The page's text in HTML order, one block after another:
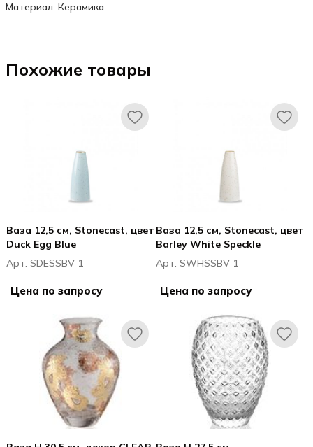
Материал: Керамика
Похожие товары
Ваза 12,5 см, Stonecast, цвет
Duck Egg Blue
Арт. SDESSBV 1
Цена по запросу
Ваза 12,5 см, Stonecast, цвет
Barley White Speckle
Арт. SWHSSBV 1
Цена по запросу